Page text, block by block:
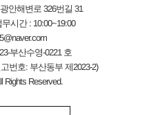
안해변로 326번길 31
시간 : 10:00~19:00
부산수영-0221 호
번호: 부산동부 제2023-2)
Rights Reserved.